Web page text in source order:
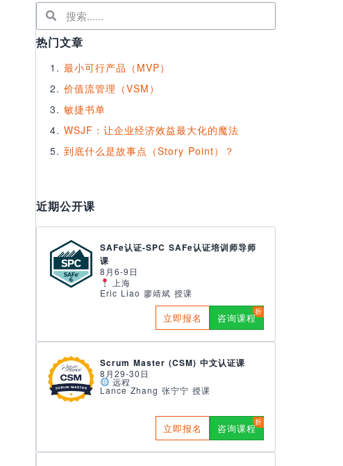
热门文章
最小可行产品（MVP）
价值流管理（VSM）
敏捷书单
WSJF：让企业经济效益最大化的魔法
到底什么是故事点（Story Point）？
近期公开课
SAFe认证-SPC SAFe认证培训师导师
课
8月6-9日
上海
Eric Liao 廖靖斌 授课
立即报名 咨询课程
Scrum Master (CSM) 中文认证课
8月29-30日
远程
Lance Zhang 张宁宁 授课
立即报名 咨询课程